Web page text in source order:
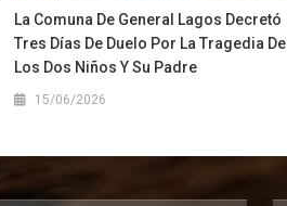
La Comuna De General Lagos Decretó
Tres Días De Duelo Por La Tragedia De
Los Dos Niños Y Su Padre
15/06/2026